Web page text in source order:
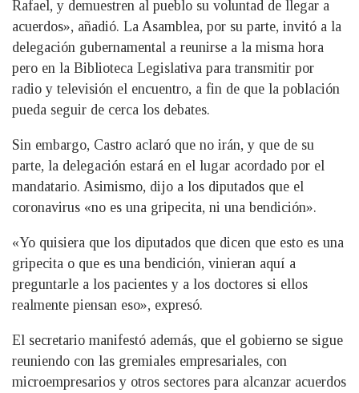
Rafael, y demuestren al pueblo su voluntad de llegar a
acuerdos», añadió. La Asamblea, por su parte, invitó a la
delegación gubernamental a reunirse a la misma hora
pero en la Biblioteca Legislativa para transmitir por
radio y televisión el encuentro, a fin de que la población
pueda seguir de cerca los debates.
Sin embargo, Castro aclaró que no irán, y que de su
parte, la delegación estará en el lugar acordado por el
mandatario. Asimismo, dijo a los diputados que el
coronavirus «no es una gripecita, ni una bendición».
«Yo quisiera que los diputados que dicen que esto es una
gripecita o que es una bendición, vinieran aquí a
preguntarle a los pacientes y a los doctores si ellos
realmente piensan eso», expresó.
El secretario manifestó además, que el gobierno se sigue
reuniendo con las gremiales empresariales, con
microempresarios y otros sectores para alcanzar acuerdos